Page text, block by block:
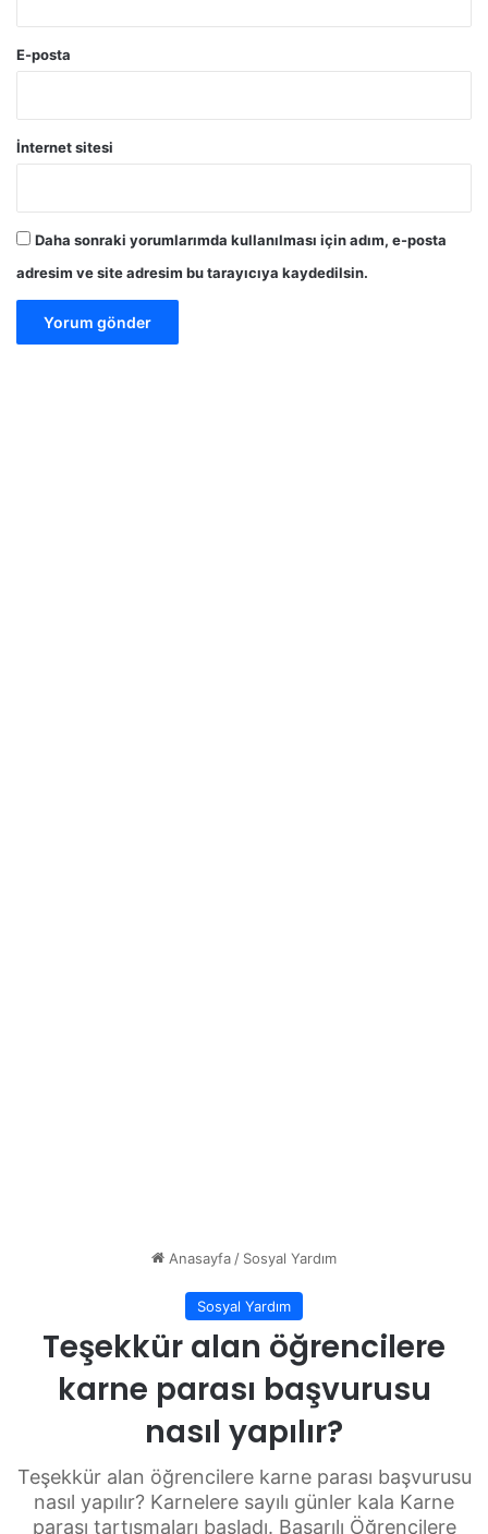
E-posta
İnternet sitesi
Daha sonraki yorumlarımda kullanılması için adım, e-posta
adresim ve site adresim bu tarayıcıya kaydedilsin.